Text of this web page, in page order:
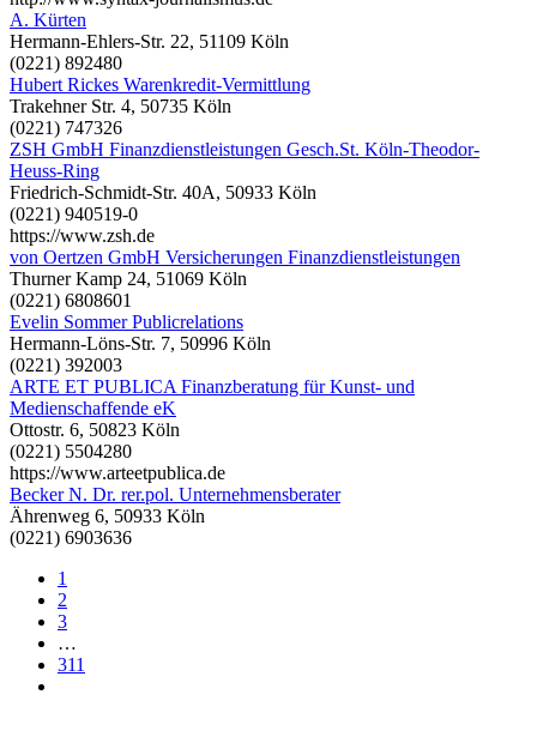
A. Kürten
Hermann-Ehlers-Str. 22, 51109 Köln
(0221) 892480
Hubert Rickes Warenkredit-Vermittlung
Trakehner Str. 4, 50735 Köln
(0221) 747326
ZSH GmbH Finanzdienstleistungen Gesch.St. Köln-Theodor-
Heuss-Ring
Friedrich-Schmidt-Str. 40A, 50933 Köln
(0221) 940519-0
https://www.zsh.de
von Oertzen GmbH Versicherungen Finanzdienstleistungen
Thurner Kamp 24, 51069 Köln
(0221) 6808601
Evelin Sommer Publicrelations
Hermann-Löns-Str. 7, 50996 Köln
(0221) 392003
ARTE ET PUBLICA Finanzberatung für Kunst- und
Medienschaffende eK
Ottostr. 6, 50823 Köln
(0221) 5504280
https://www.arteetpublica.de
Becker N. Dr. rer.pol. Unternehmensberater
Ährenweg 6, 50933 Köln
(0221) 6903636
1
2
3
…
311